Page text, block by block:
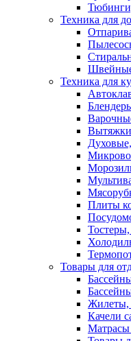
Техника для
Техника для
Вытяжки
Плиты
Товары для
Жилеты,
Качели